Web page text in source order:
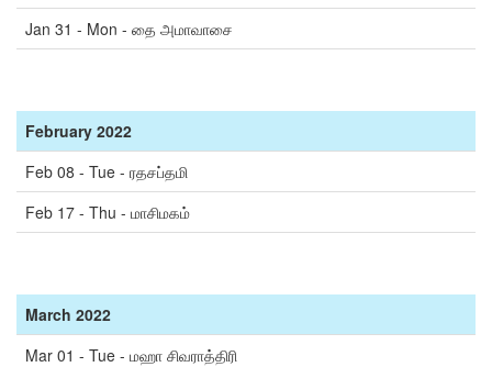
Jan 31 - Mon - தை அமாவாசை
February 2022
Feb 08 - Tue - ரதசப்தமி
Feb 17 - Thu - மாசிமகம்
March 2022
Mar 01 - Tue - மஹா சிவராத்திரி